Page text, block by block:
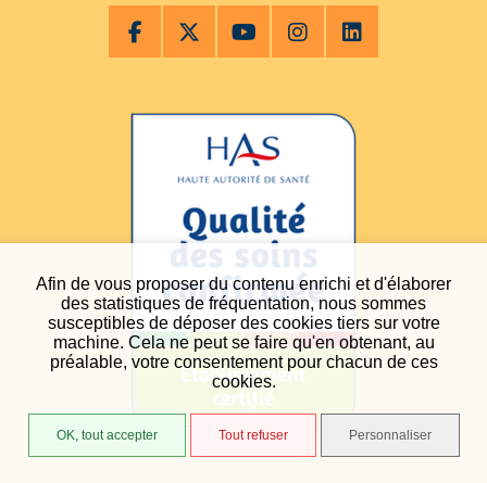
Afin de vous proposer du contenu enrichi et d'élaborer
des statistiques de fréquentation, nous sommes
susceptibles de déposer des cookies tiers sur votre
machine. Cela ne peut se faire qu'en obtenant, au
préalable, votre consentement pour chacun de ces
cookies.
OK, tout accepter Tout refuser Personnaliser